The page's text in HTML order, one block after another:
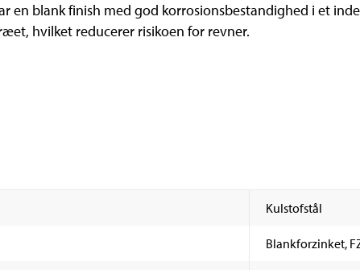
en blank finish med god korrosionsbestandighed i et
hvilket reducerer risikoen for revner.
Kulstofstål
Blankforzinket,